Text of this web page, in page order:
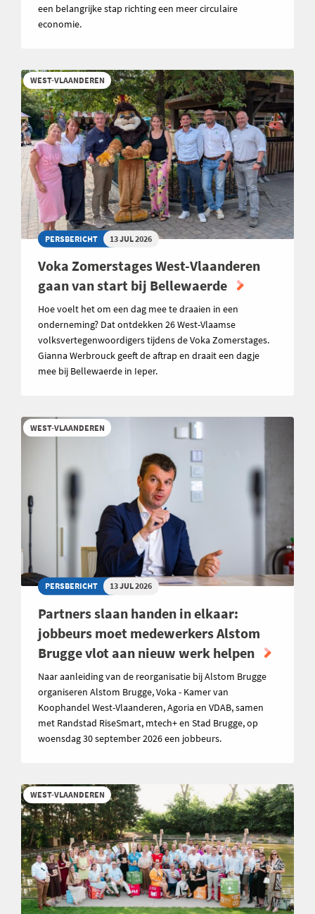
een belangrijke stap richting een meer circulaire
economie.
WEST-VLAANDEREN
PERSBERICHT 13 JUL 2026
Voka Zomerstages West-Vlaanderen
gaan van start bij Bellewaerde
Hoe voelt het om een dag mee te draaien in een
onderneming? Dat ontdekken 26 West-Vlaamse
volksvertegenwoordigers tijdens de Voka Zomerstages.
Gianna Werbrouck geeft de aftrap en draait een dagje
mee bij Bellewaerde in Ieper.
WEST-VLAANDEREN
PERSBERICHT 13 JUL 2026
Partners slaan handen in elkaar:
jobbeurs moet medewerkers Alstom
Brugge vlot aan nieuw werk helpen
Naar aanleiding van de reorganisatie bij Alstom Brugge
organiseren Alstom Brugge, Voka - Kamer van
Koophandel West-Vlaanderen, Agoria en VDAB, samen
met Randstad RiseSmart, mtech+ en Stad Brugge, op
woensdag 30 september 2026 een jobbeurs.
WEST-VLAANDEREN